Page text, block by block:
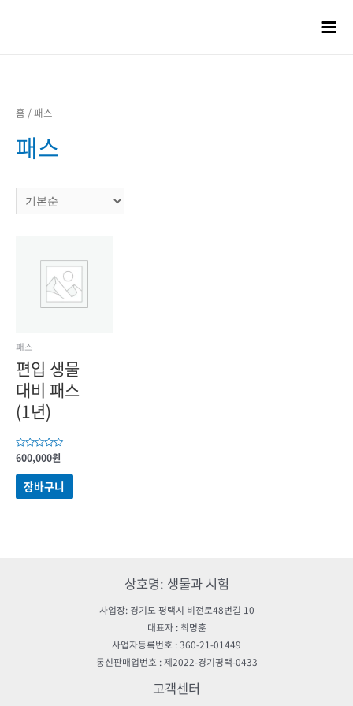
홈 / 패스
패스
패스
편입 생물
대비 패스
(1년)
5
중에서
0
로
평가됨
600,000원
장바구니
상호명: 생물과 시험
사업장: 경기도 평택시 비전로48번길 10
대표자 : 최명훈
사업자등록번호 : 360-21-01449
통신판매업번호 : 제2022-경기평택-0433
고객센터